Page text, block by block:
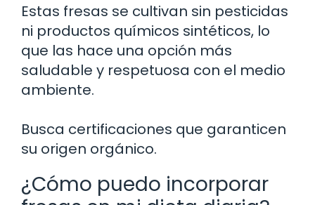
Estas fresas se cultivan sin pesticidas
ni productos químicos sintéticos, lo
que las hace una opción más
saludable y respetuosa con el medio
ambiente.
Busca certificaciones que garanticen
su origen orgánico.
¿Cómo puedo incorporar